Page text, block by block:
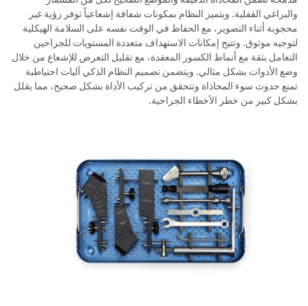
والبراغي القفلية. ويتميز النظام بمكونات شفافة إشعاعياً توفر رؤية غير
محجوبة أثناء التصوير، مع الحفاظ في الوقت نفسه على السلامة الهيكلية
لتوجيه موثوق. وتتيح إمكانات الاستهداف متعددة المستويات للجراحين
التعامل بثقة مع أنماط الكسور المعقدة، مع تقليل التعرض للإشعاع من خلال
وضع الأدوات بشكل مثالي. ويتضمن تصميم النظام الذكي آليات احتياطية
تمنع حدوث سوء المحاذاة وتتحقق من تركيب الأداة بشكل صحيح، مما يقلل
بشكل كبير من خطر الأخطاء الجراحية.